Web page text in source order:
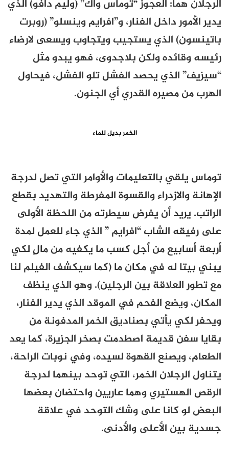
الرجلان هما: العجوز “توماس واك” (وليم دافو) الذي
يدير الأمور داخل الفنار، و”افرايم وينسلو” (روبرت
باتينسون) الذي يستجيب ويتجاوب ويسعى لارضاء
رئيسه وقائده ولكن بلاجدوى، فهو يبدو مثل
“سيزيف” الذي يحصد الفشل تلو الفشل، فيحاول
الهرب من مصيره القدري أي الجنون.
الخمر بديل للماء
توماس يلقي بالتعليمات والأوامر التي تصل لدرجة
الإهانة والازدراء والقسوة المفرطة والتهديد بقطع
الراتب. يريد أن يفرض سيطرته من اللحظة الأولى
على رفيقه الشاب “افرايم ” الذي جاء للعمل لمدة
أربعة أسابيع من أجل كسب ما يكفيه من مالٍ لكي
يبني بيتا له في مكان ما (كما سيكشف الفيلم لنا
مع تطور العلاقة بين الرجلين). وهو الذي ينظف
المكان، ويضع الفحم في الموقد الذي يدير الفنار،
ويحفر لكي يأتي بصناديق الخمر المدفونة من
بقايا سفن قديمة اصطدمت بصخر الجزيرة، كما يعد
الطعام، ويصنع القهوة لسيده، وفي نوبات الراحة،
يتناول الرجلان الخمر، التي توحد بينهما لدرجة
الرقص الهستيري وهما عاريين واحتضان بعضها
البعض لو كانا على وشك التوحد في علاقة
جسدية بين الأعلى والأدنى.